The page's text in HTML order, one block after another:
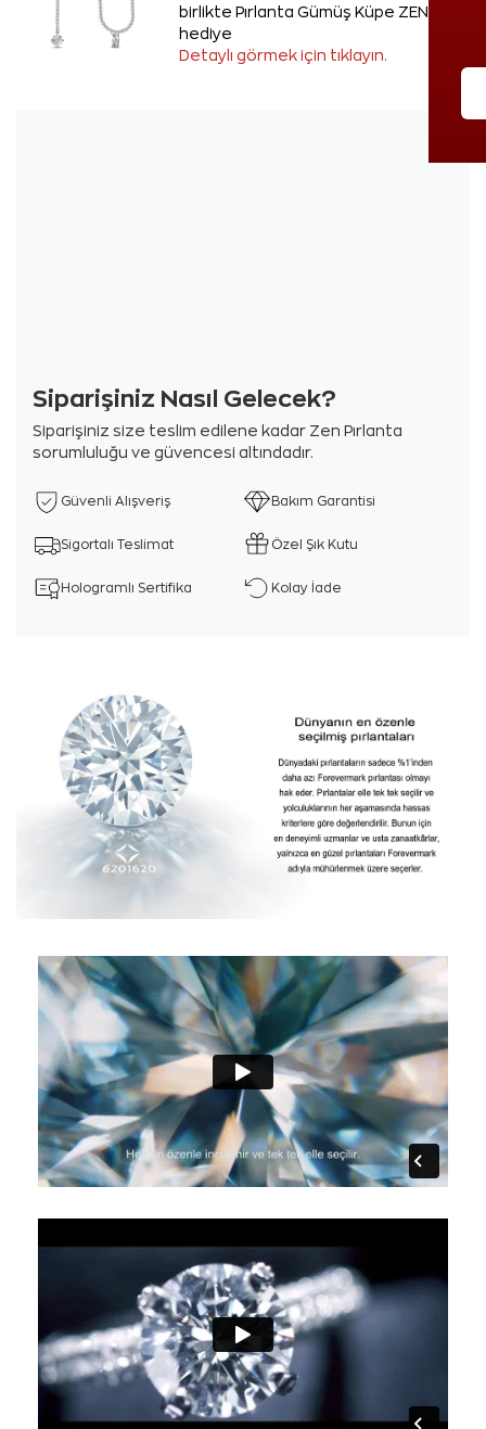
birlikte Pırlanta Gümüş Küpe ZEN'den
hediye
Detaylı görmek için tıklayın.
Siparişiniz Nasıl Gelecek?
Siparişiniz size teslim edilene kadar Zen Pırlanta
sorumluluğu ve güvencesi altındadır.
Güvenli Alışveriş Bakım Garantisi
Sigortalı Teslimat Özel Şık Kutu
Hologramlı Sertifika Kolay İade